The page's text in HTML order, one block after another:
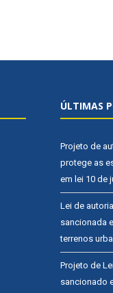
ÚLTIMAS
Projeto de
protege as
em lei 10 de
Lei de
sancionada
terrenos
Projeto de
sancionado